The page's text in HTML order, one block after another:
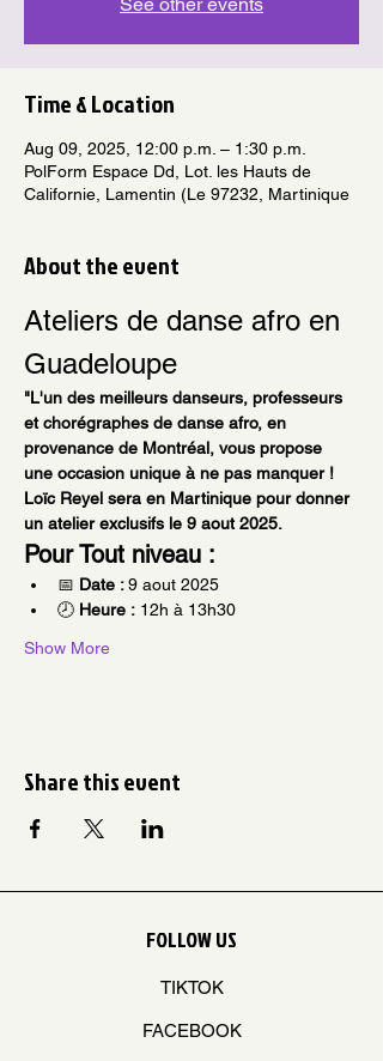
Time & Location
Aug 09, 2025, 12:00 p.m. – 1:30 p.m.
PolForm Espace Dd, Lot. les Hauts de
Californie, Lamentin (Le 97232, Martinique
About the event
Ateliers de danse afro en
Guadeloupe
"L'un des meilleurs danseurs, professeurs
et chorégraphes de danse afro, en
provenance de Montréal, vous propose
une occasion unique à ne pas manquer !
Loïc Reyel sera en Martinique pour donner
un atelier exclusifs le 9 aout 2025.
Pour Tout niveau :
📅 Date : 9 aout 2025
🕗 Heure : 12h à 13h30
Show More
Share this event
FOLLOW US
TIKTOK
FACEBOOK